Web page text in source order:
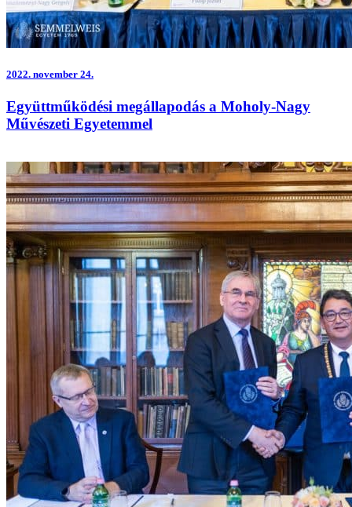
2022. november 24.
Együttműködési megállapodás a Moholy-Nagy
Művészeti Egyetemmel